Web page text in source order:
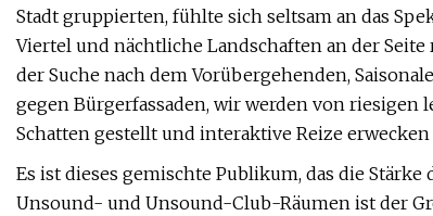
Stadt gruppierten, fühlte sich seltsam an das
Viertel und nächtliche Landschaften an der
der Suche nach dem Vorübergehenden,
gegen Bürgerfassaden, wir werden von
Schatten gestellt und interaktive Reize
Es ist dieses gemischte Publikum, das die
Unsound- und Unsound-Club-Räumen ist der